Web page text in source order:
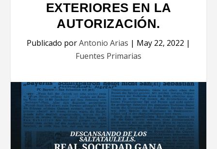
EXTERIORES EN LA
AUTORIZACIÓN.
Publicado porAntonio Arias | May 22, 2022 |
Fuentes Primarias